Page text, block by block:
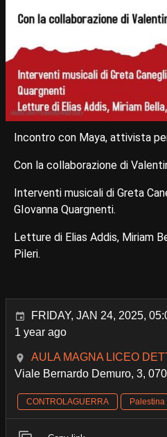
Incontro con Maya, attivista
Con la collaborazione di
Interventi musicali di Greta
GIovanna Quargnenti.
Letture di Elias Addis, Miriam
Pileri.
FRIDAY, JAN 24, 2025,
1 year ago
AULA MAGNA LICEO
Viale Bernardo Demuro, 3,
CONTROLAGUERRA Palestina